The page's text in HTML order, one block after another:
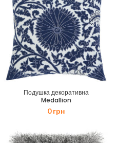
Подушка декоративна
Medallion
0грн